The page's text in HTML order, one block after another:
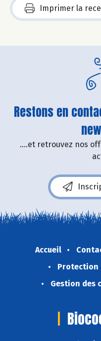
Imprimer la
Restons en
....et retrouvez nos
Accueil
Protection
Gestion des